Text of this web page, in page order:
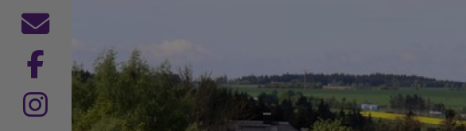
Kontaktformular
Dekanat
Hof
auf
Dekanat